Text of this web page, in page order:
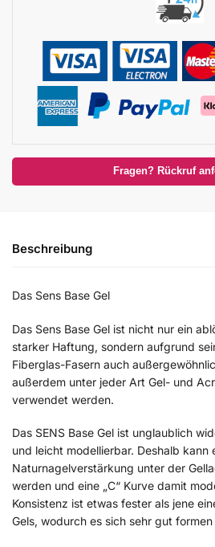
Fragen? Rückruf
Beschreibung
Das Sens Base Gel
Das Sens Base Gel ist nicht nur ein
starker Haftung, sondern aufgrund
Fiberglas-Fasern auch
außerdem unter jeder Art Gel- und
verwendet werden.
Das SENS Base Gel ist unglaublich
und leicht modellierbar. Deshalb kann
Naturnagelverstärkung unter der
werden und eine „C“ Kurve damit
Konsistenz ist etwas fester als jene
Gels, wodurch es sich sehr gut formen